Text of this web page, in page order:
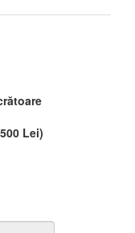
Lei)